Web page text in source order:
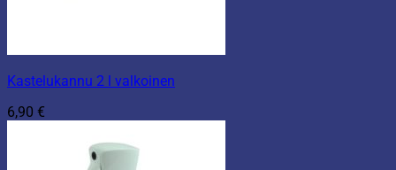
Kastelukannu 2 l valkoinen
6,90 €